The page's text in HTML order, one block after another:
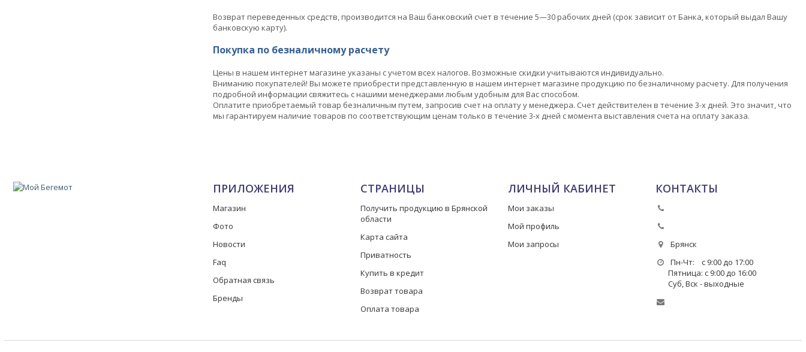
Возврат переведенных средств, производится на Ваш банковский счет в течение 5—30 рабочих дней (срок зависит от Банка, который выдал Вашу
банковскую карту).
Покупка по безналичному расчету
Цены в нашем интернет магазине указаны с учетом всех налогов. Возможные скидки учитываются индивидуально.
Вниманию покупателей! Вы можете приобрести представленную в нашем интернет магазине продукцию по безналичному расчету. Для получения
подробной информации свяжитесь с нашими менеджерами любым удобным для Вас способом.
Оплатите приобретаемый товар безналичным путем, запросив счет на оплату у менеджера. Счет действителен в течение 3-х дней. Это значит, что
мы гарантируем наличие товаров по соответствующим ценам только в течение 3-х дней с момента выставления счета на оплату заказа.
ПРИЛОЖЕНИЯ
Магазин
Фото
Новости
Faq
Обратная связь
Бренды
СТРАНИЦЫ
Получить продукцию в Брянской
области
Карта сайта
Приватность
Купить в кредит
Возврат товара
Оплата товара
ЛИЧНЫЙ КАБИНЕТ
Мои заказы
Мой профиль
Мои запросы
КОНТАКТЫ
Брянск
Пн-Чт: с 9:00 до 17:00
Пятница: с 9:00 до 16:00
Суб, Вск - выходные